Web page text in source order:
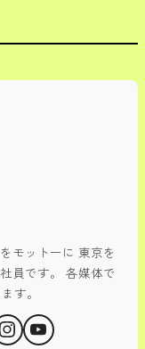
モットーに 東京を
員です。 各媒体で
す。